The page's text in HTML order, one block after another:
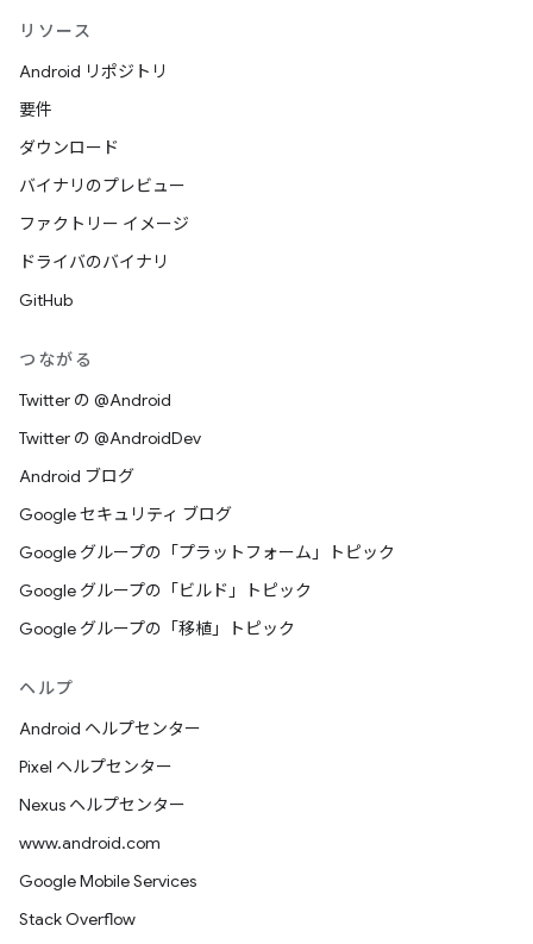
リソース
Android リポジトリ
要件
ダウンロード
バイナリのプレビュー
ファクトリー イメージ
ドライバのバイナリ
GitHub
つながる
Twitter の @Android
Twitter の @AndroidDev
Android ブログ
Google セキュリティ ブログ
Google グループの「プラットフォーム」トピック
Google グループの「ビルド」トピック
Google グループの「移植」トピック
ヘルプ
Android ヘルプセンター
Pixel ヘルプセンター
Nexus ヘルプセンター
www.android.com
Google Mobile Services
Stack Overflow